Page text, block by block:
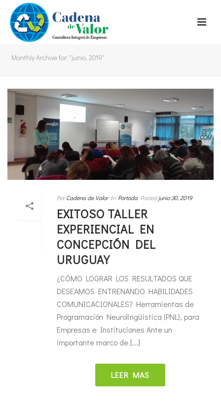
Monthly Archive for: "junio, 2019"
Por Cadena de Valor In Portada Posted junio 30, 2019
EXITOSO TALLER
EXPERIENCIAL EN
CONCEPCIÓN DEL
URUGUAY
¿CÓMO LOGRAR LOS RESULTADOS QUE
DESEAMOS ENTRENANDO HABILIDADES
COMUNICACIONALES? Herramientas de
Programación Neurolingüística (PNL), para
Empresas e Instituciones Ante un
importante marco de [...]
LEER MAS